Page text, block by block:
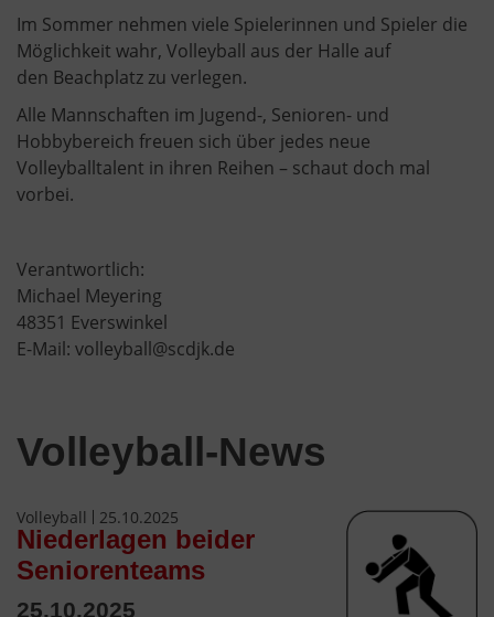
Im Sommer nehmen viele Spielerinnen und Spieler die
Möglichkeit wahr, Volleyball aus der Halle auf
den Beachplatz zu verlegen.
Alle Mannschaften im Jugend-, Senioren- und
Hobbybereich freuen sich über jedes neue
Volleyballtalent in ihren Reihen – schaut doch mal
vorbei.
Verantwortlich:
Michael Meyering
48351 Everswinkel
E-Mail: volleyball@scdjk.de
Volleyball-News
Volleyball 25.10.2025
Niederlagen beider
Seniorenteams
25.10.2025